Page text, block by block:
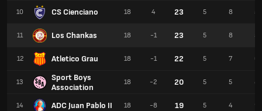
10 CS Cienciano
11 Los Chankas
12 Atletico Grau
13
Sport Boys
Association
14 ADC Juan Pablo II
18 4 23 5 8 5
18 -1 23 5 8 5
18 -1 22 5 7 6
18 -2 20 5 5 8
18 -8 19 5 4 9